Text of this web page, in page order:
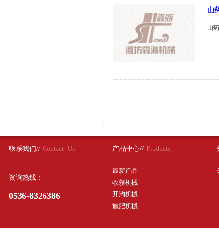
山
山
联系我们// Contact Us
资询热线：
0536-8326386
产品中心// Products
最新产品
收获机械
开沟机械
施肥机械